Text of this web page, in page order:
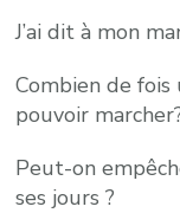
J’ai dit à mon
Combien de
pouvoir
Peut-on
ses jours ?